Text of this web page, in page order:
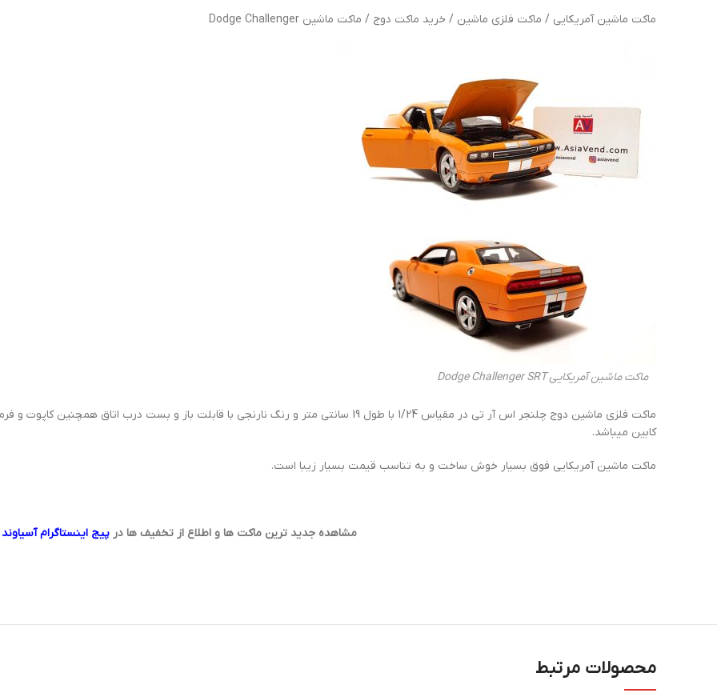
ماکت ماشین آمریکایی / ماکت فلزی ماشین / خرید ماکت دوج / ماکت ماشین Dodge Challenger
ماکت ماشین آمریکایی Dodge Challenger SRT
ماکت فلزی ماشین دوج چلنجر اس آر تی در مقیاس 1/24 با طول 19 سانتی متر و رنگ نارنجی با قابلت باز و
کابین میباشد.
ماکت ماشین آمریکایی فوق بسیار خوش ساخت و به تناسب قیمت بسیار زیبا است.
مشاهده جدید ترین ماکت ها و اطلاع از تخفیف ها در پیج اینستاگرام آسیاوند
محصولات مرتبط